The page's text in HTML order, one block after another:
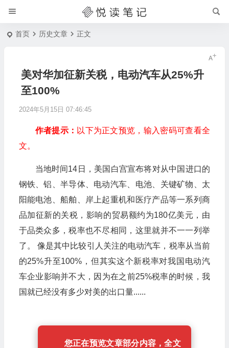
首页 历史文章 正文
美对华加征新关税，电动汽车从25%升
至100%
2024年5月15日 07:46:45
作者提示： 以下为正文预览，输入密码可查看全
文。
当地时间14日，美国白宫宣布将对从中国进口的
钢铁、铝、半导体、电动汽车、电池、关键矿物、太
阳能电池、船舶、岸上起重机和医疗产品等一系列商
品加征新的关税，影响的贸易额约为180亿美元，由
于品类众多，税率也不尽相同，这里就并不一一列举
了。 像是其中比较引人关注的电动汽车，税率从当前
的25%升至100%，但其实这个新税率对我国电动汽
车企业影响并不大，因为在之前25%税率的时候，我
国就已经没有多少对美的出口量......
您正在预览文章部分内容，全文